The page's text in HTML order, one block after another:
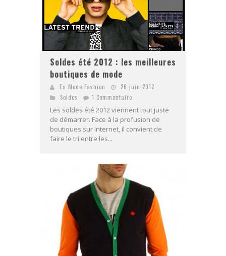
Soldes été 2012 : les meilleures
boutiques de mode
En Mode Fashion
26 juin 2012
Soldes
1 Commentaire
Les soldes été 2012 viennent tout juste
de démarrer. Face à la profusion de
boutiques sur Internet, il convient de
faire le tri entre les...